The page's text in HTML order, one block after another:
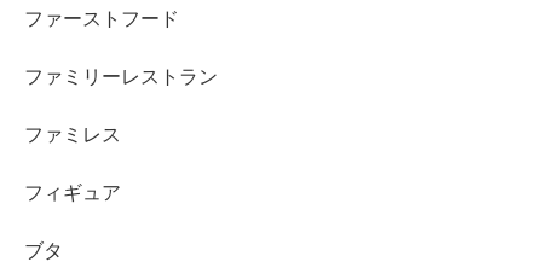
ファーストフード
ファミリーレストラン
ファミレス
フィギュア
ブタ